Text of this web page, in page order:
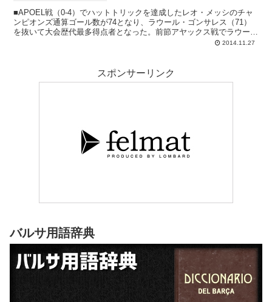
■APOEL戦（0-4）でハットトリックを達成したレオ・メッシのチャ
ンピオンズ通算ゴール数が74となり、ラウール・ゴンサレス（71）
を抜いて大会歴代最多得点者となった。前節アヤックス戦でラウール
2014.11.27
スポンサーリンク
バルサ用語辞典